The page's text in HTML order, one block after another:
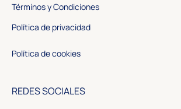
Términos y Condiciones
Política de privacidad
Política de cookies
REDES SOCIALES